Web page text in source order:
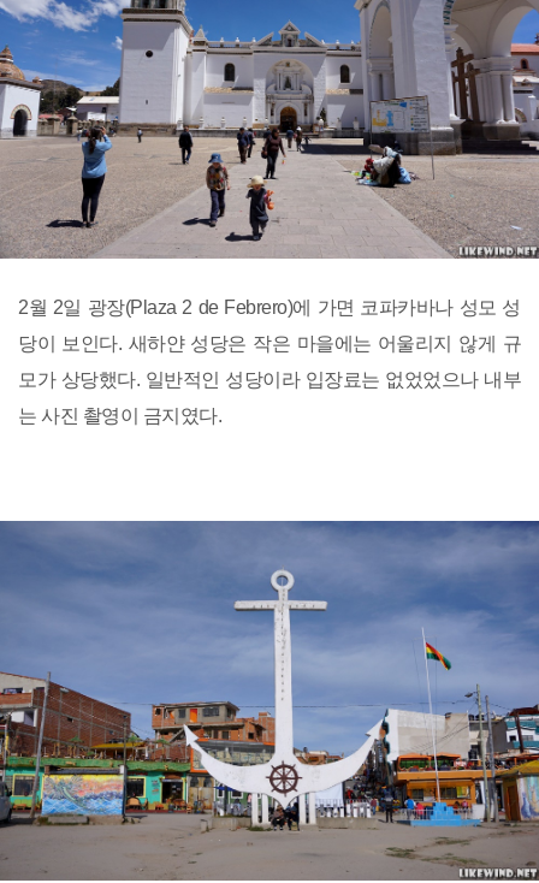
2월 2일 광장(Plaza 2 de Febrero)에 가면 코파카바나 성모 성
당이 보인다. 새하얀 성당은 작은 마을에는 어울리지 않게 규
모가 상당했다. 일반적인 성당이라 입장료는 없었었으나 내부
는 사진 촬영이 금지였다.